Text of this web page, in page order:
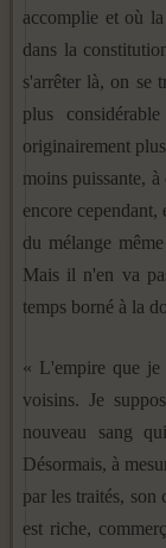
accomplie et où
dans la
s'arrêter là, on se
plus
originairement
moins puis­sante,
encore cependant,
du mélange
Mais il n'en va
temps borné à la
« L'empire que je
voisins. Je
nouveau sang
Désormais, à
par les traités, son
est riche,